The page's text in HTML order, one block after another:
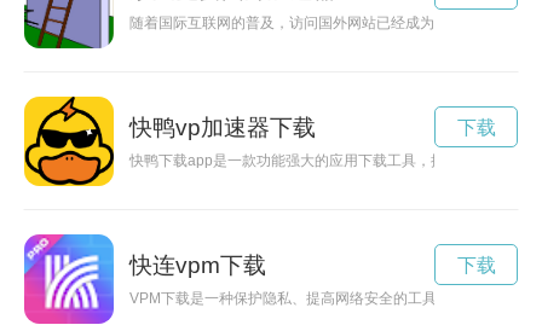
随着国际互联网的普及，访问国外网站已经成为人们日常生活
快鸭vp加速器下载
快鸭下载app是一款功能强大的应用下载工具，提供海量应用
下载
快连vpm下载
VPM下载是一种保护隐私、提高网络安全的工具，能够让用户
下载